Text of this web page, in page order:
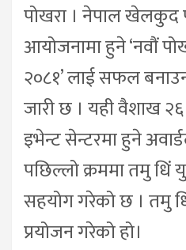
पोखरा । नेपाल खेलकुद
आयोजनामा हुने ‘नवौं
२०८१’ लाई सफल
जारी छ । यही वैशाख
इभेन्ट सेन्टरमा हुने
पछिल्लो क्रममा तमु
सहयोग गरेको छ । तमु
प्रयोजन गरेको हो।